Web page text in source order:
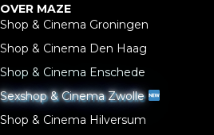
OVER MAZE
Shop & Cinema Groningen
Shop & Cinema Den Haag
Shop & Cinema Enschede
Sexshop & Cinema Zwolle
Shop & Cinema Hilversum